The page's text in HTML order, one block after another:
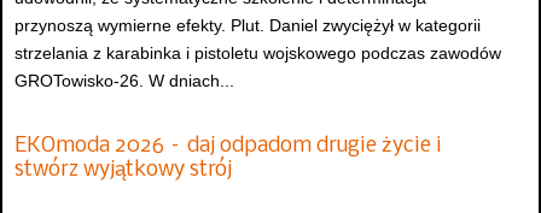
przynoszą wymierne efekty. Plut. Daniel zwyciężył w kategorii
strzelania z karabinka i pistoletu wojskowego podczas zawodów
GROTowisko-26. W dniach...
EKOmoda 2026 – daj odpadom drugie życie i
stwórz wyjątkowy strój